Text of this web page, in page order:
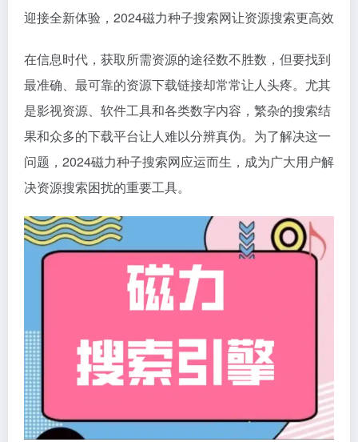
迎接全新体验，2024磁力种子搜索网让资源搜索更高效
在信息时代，获取所需资源的途径数不胜数，但要找到
最准确、最可靠的资源下载链接却常常让人头疼。尤其
是影视资源、软件工具和各类数字内容，繁杂的搜索结
果和众多的下载平台让人难以分辨真伪。为了解决这一
问题，2024磁力种子搜索网应运而生，成为广大用户解
决资源搜索困扰的重要工具。